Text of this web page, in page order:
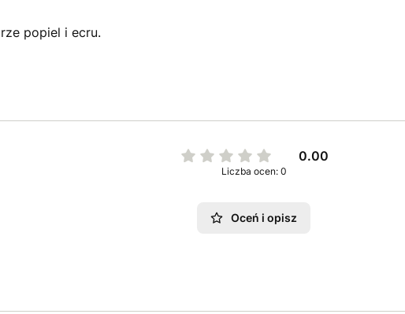
popiel i ecru.
0.00
Liczba ocen: 0
Oceń i opisz